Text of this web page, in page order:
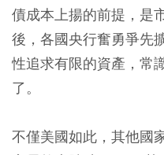
債成本上揚的前提，是
後，各國央行奮勇爭先
性追求有限的資產，常
了。
不僅美國如此，其他國